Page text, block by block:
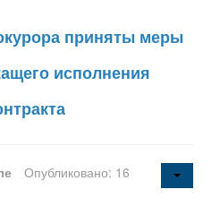
приняты меры
исполнения
Опубликовано: 16